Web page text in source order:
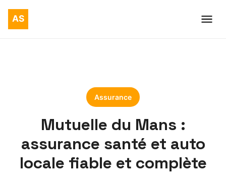
Assurance
Mutuelle du Mans :
assurance santé et auto
locale fiable et complète